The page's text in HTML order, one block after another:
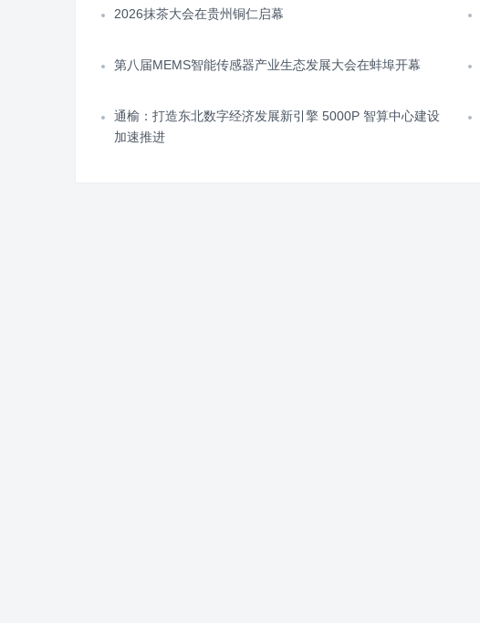
2026抹茶大会在贵州铜仁启幕
第八届MEMS智能传感器产业生态发展大会在蚌埠开幕
通榆：打造东北数字经济发展新引擎 5000P 智算中心建设
加速推进